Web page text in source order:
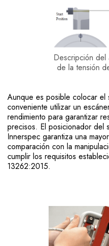
Descripción del
de la tensión
Aunque es posible colocar el
conveniente utilizar un
rendimiento para garantizar
precisos. El posicionador del
Innerspec garantiza una
comparación con la
cumplir los requisitos
13262:2015.